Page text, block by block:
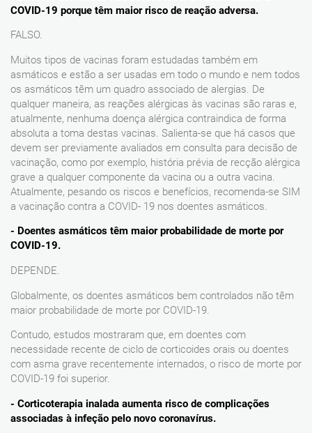
COVID-19 porque têm maior risco de reação adversa.
FALSO.
Muitos tipos de vacinas foram estudadas também em
asmáticos e estão a ser usadas em todo o mundo e nem todos
os asmáticos têm um quadro associado de alergias. De
qualquer maneira, as reações alérgicas às vacinas são raras e,
atualmente, nenhuma doença alérgica contraindica de forma
absoluta a toma destas vacinas. Salienta-se que há casos que
devem ser previamente avaliados em consulta para decisão de
vacinação, como por exemplo, história prévia de recção alérgica
grave a qualquer componente da vacina ou a outra vacina.
Atualmente, pesando os riscos e benefícios, recomenda-se SIM
a vacinação contra a COVID- 19 nos doentes asmáticos.
- Doentes asmáticos têm maior probabilidade de morte por
COVID-19.
DEPENDE.
Globalmente, os doentes asmáticos bem controlados não têm
maior probabilidade de morte por COVID-19.
Contudo, estudos mostraram que, em doentes com
necessidade recente de ciclo de corticoides orais ou doentes
com asma grave recentemente internados, o risco de morte por
COVID-19 foi superior.
- Corticoterapia inalada aumenta risco de complicações
associadas à infeção pelo novo coronavírus.